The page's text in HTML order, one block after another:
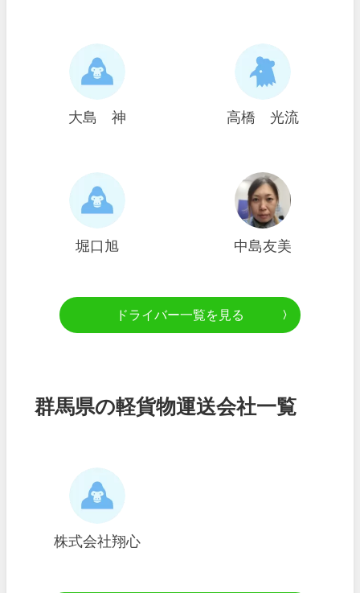
大島 神 高橋 光流
堀口旭 中島友美
ドライバー一覧を見る
群馬県の軽貨物運送会社一覧
株式会社翔心